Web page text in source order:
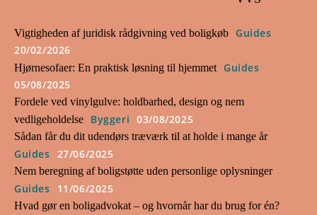
Vigtigheden af juridisk rådgivning ved boligkøb Guides
20/02/2026
Hjørnesofaer: En praktisk løsning til hjemmet Guides
05/08/2025
Fordele ved vinylgulve: holdbarhed, design og nem
vedligeholdelse
Byggeri 03/08/2025
Sådan får du dit udendørs træværk til at holde i mange år
Guides 27/06/2025
Nem beregning af boligstøtte uden personlige oplysninger
Guides 11/06/2025
Hvad gør en boligadvokat – og hvornår har du brug for én?